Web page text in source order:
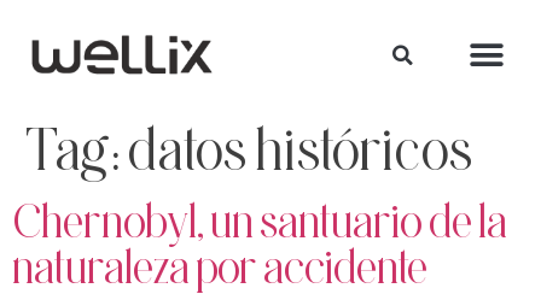
Tag:datos históricos
Chernobyl, un santuario de la
naturaleza por accidente